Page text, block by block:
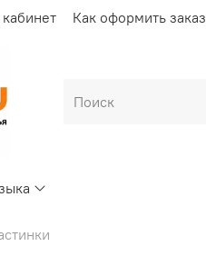
Как оформить заказ